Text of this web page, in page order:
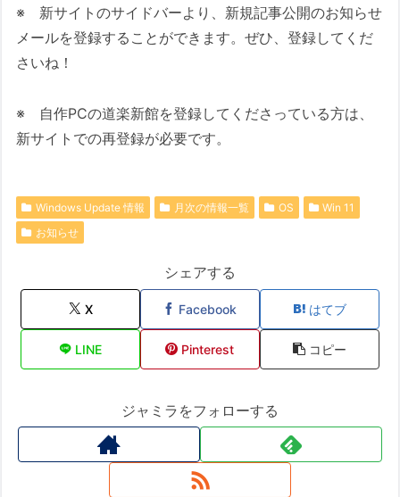
※ 新サイトのサイドバーより、新規記事公開のお知らせ
メールを登録することができます。ぜひ、登録してくだ
さいね！
※ 自作PCの道楽新館を登録してくださっている方は、
新サイトでの再登録が必要です。
Windows Update 情報 月次の情報一覧 OS
Win 11
お知らせ
シェアする
X Facebook はてブ
LINE Pinterest コピー
ジャミラをフォローする